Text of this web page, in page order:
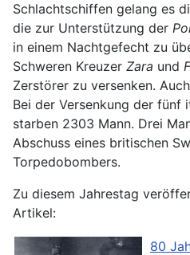
Schlachtschiffen gelang es
die zur Unterstützung der
in einem Nachtgefecht zu
Schweren Kreuzer Zara und
Zerstörer zu versenken.
Bei der Versenkung der fünf
starben 2303 Mann. Drei
Abschuss eines britischen
Torpedobombers.
Zu diesem Jahrestag
Artikel:
80